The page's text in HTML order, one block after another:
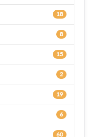
18
8
15
2
19
6
60